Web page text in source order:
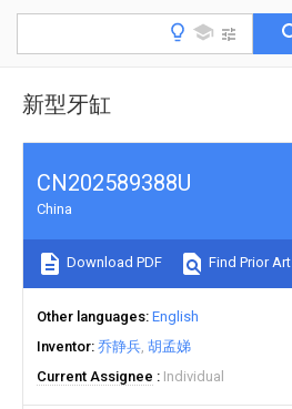
新型牙缸
CN202589388U
China
Download PDF Find Prior Art
Other languages English
Inventor 乔静兵 胡孟娣
Current Assignee
Individual